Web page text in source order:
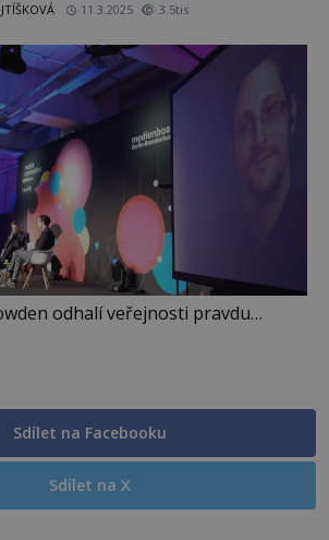
11.3.2025 3.5tis
odhalí veřejnosti pravdu…
Sdílet na Facebooku
Sdílet na X